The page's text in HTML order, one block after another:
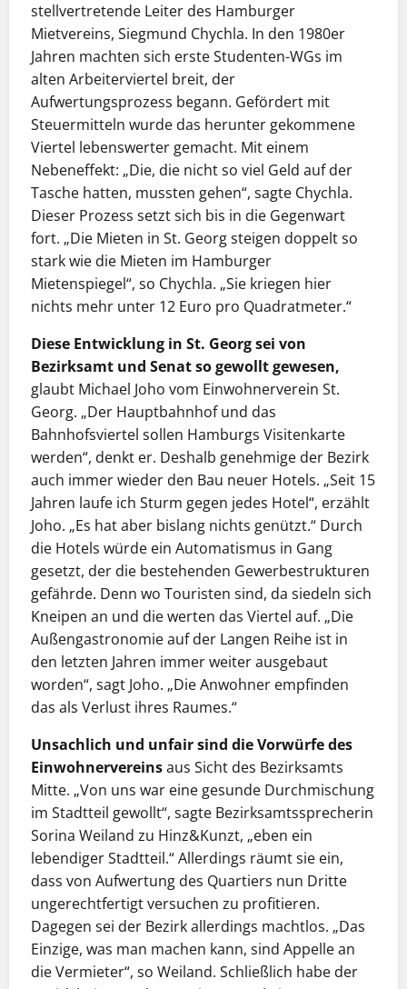
stellvertretende Leiter des Hamburger
Mietvereins, Siegmund Chychla. In den 1980er
Jahren machten sich erste Studenten-WGs im
alten Arbeiterviertel breit, der
Aufwertungsprozess begann. Gefördert mit
Steuermitteln wurde das herunter gekommene
Viertel lebenswerter gemacht. Mit einem
Nebeneffekt: „Die, die nicht so viel Geld auf der
Tasche hatten, mussten gehen“, sagte Chychla.
Dieser Prozess setzt sich bis in die Gegenwart
fort. „Die Mieten in St. Georg steigen doppelt so
stark wie die Mieten im Hamburger
Mietenspiegel“, so Chychla. „Sie kriegen hier
nichts mehr unter 12 Euro pro Quadratmeter.“
Diese Entwicklung in St. Georg sei von
Bezirksamt und Senat so gewollt gewesen,
glaubt Michael Joho vom Einwohnerverein St.
Georg. „Der Hauptbahnhof und das
Bahnhofsviertel sollen Hamburgs Visitenkarte
werden“, denkt er. Deshalb genehmige der Bezirk
auch immer wieder den Bau neuer Hotels. „Seit 15
Jahren laufe ich Sturm gegen jedes Hotel“, erzählt
Joho. „Es hat aber bislang nichts genützt.“ Durch
die Hotels würde ein Automatismus in Gang
gesetzt, der die bestehenden Gewerbestrukturen
gefährde. Denn wo Touristen sind, da siedeln sich
Kneipen an und die werten das Viertel auf. „Die
Außengastronomie auf der Langen Reihe ist in
den letzten Jahren immer weiter ausgebaut
worden“, sagt Joho. „Die Anwohner empfinden
das als Verlust ihres Raumes.“
Unsachlich und unfair sind die Vorwürfe des
Einwohnervereinsaus Sicht des Bezirksamts
Mitte. „Von uns war eine gesunde Durchmischung
im Stadtteil gewollt“, sagte Bezirksamtssprecherin
Sorina Weiland zu Hinz&Kunzt, „eben ein
lebendiger Stadtteil.“ Allerdings räumt sie ein,
dass von Aufwertung des Quartiers nun Dritte
ungerechtfertigt versuchen zu profitieren.
Dagegen sei der Bezirk allerdings machtlos. „Das
Einzige, was man machen kann, sind Appelle an
die Vermieter“, so Weiland. Schließlich habe der